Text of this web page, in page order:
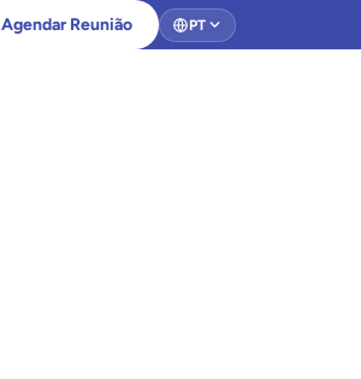
Agendar Reunião PT